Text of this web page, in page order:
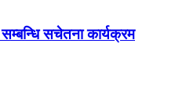
सम्बन्धि सचेतना कार्यक्रम